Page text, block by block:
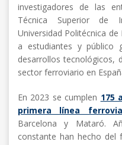
investigadores de las
Técnica Superior de
Universidad Politécnica
a estudiantes y público
desarrollos tecnológicos,
sector ferroviario en
En 2023 se cumplen 175
primera línea
Barcelona y Mataró.
constante han hecho